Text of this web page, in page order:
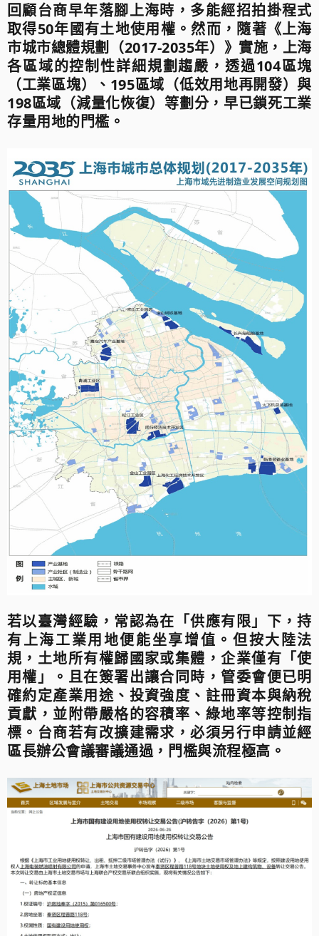
回顧台商早年落腳上海時，多能經招拍掛程式
取得50年國有土地使用權。然而，隨著《上海
市城市總體規劃（2017-2035年）》實施，上海
各區域的控制性詳細規劃趨嚴，透過104區塊
（工業區塊）、195區域（低效用地再開發）與
198區域（減量化恢復）等劃分，早已鎖死工業
存量用地的門檻。
若以臺灣經驗，常認為在「供應有限」下，持
有上海工業用地便能坐享增值。但按大陸法
規，土地所有權歸國家或集體，企業僅有「使
用權」。且在簽署出讓合同時，管委會便已明
確約定產業用途、投資強度、註冊資本與納稅
貢獻，並附帶嚴格的容積率、綠地率等控制指
標。台商若有改擴建需求，必須另行申請並經
區長辦公會議審議通過，門檻與流程極高。